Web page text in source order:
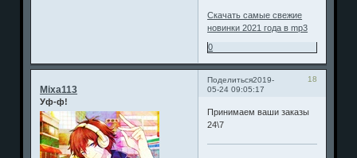
Скачать самые свежие
новинки 2021 года в mp3
0
Поделиться 18
2019-
05-24 09:05:17
Mixa113
Уф-ф!
Принимаем ваши заказы
24\7